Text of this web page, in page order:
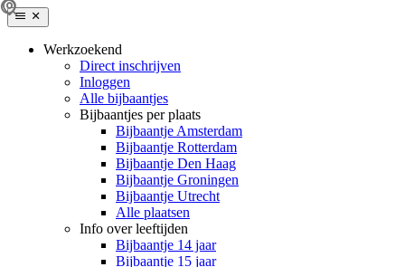
Werkzoekend
Direct inschrijven
Inloggen
Alle bijbaantjes
Bijbaantjes per plaats
Bijbaantje Amsterdam
Bijbaantje Rotterdam
Bijbaantje Den Haag
Bijbaantje Groningen
Bijbaantje Utrecht
Alle plaatsen
Info over leeftijden
Bijbaantje 14 jaar
Bijbaantje 15 jaar